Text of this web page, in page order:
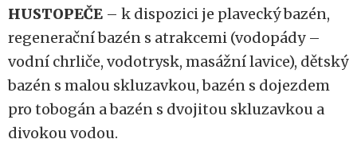
HUSTOPEČE – k dispozici je plavecký bazén,
regenerační bazén s atrakcemi (vodopády –
vodní chrliče, vodotrysk, masážní lavice), dětský
bazén s malou skluzavkou, bazén s dojezdem
pro tobogán a bazén s dvojitou skluzavkou a
divokou vodou.